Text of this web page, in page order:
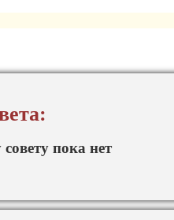
пока нет